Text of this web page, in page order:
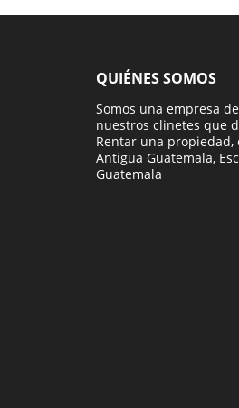
QUIÉNES SOMOS
Somos una empresa
nuestros clinetes que
Rentar una
Antigua Guatemala,
Guatemala